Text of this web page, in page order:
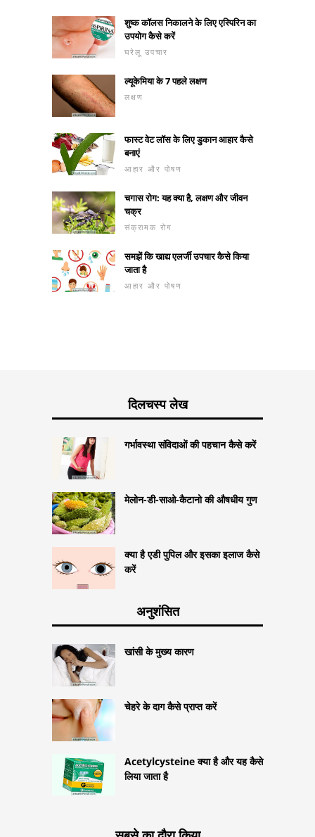
शुष्क कॉलस निकालने के लिए एस्पिरिन का
उपयोग कैसे करें
घरेलू उपचार
ल्यूकेमिया के 7 पहले लक्षण
लक्षण
फास्ट वेट लॉस के लिए डुकान आहार कैसे
बनाएं
आहार और पोषण
चगास रोग: यह क्या है, लक्षण और जीवन
चक्र
संक्रामक रोग
समझें कि खाद्य एलर्जी उपचार कैसे किया
जाता है
आहार और पोषण
दिलचस्प लेख
गर्भावस्था संविदाओं की पहचान कैसे करें
मेलोन-डी-साओ-कैटानो की औषधीय गुण
क्या है एडी पुपिल और इसका इलाज कैसे
करें
अनुशंसित
खांसी के मुख्य कारण
चेहरे के दाग कैसे प्राप्त करें
Acetylcysteine ​​क्या है और यह कैसे
लिया जाता है